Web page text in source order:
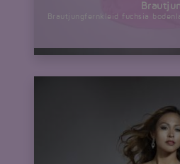
Brautjungfernkleid fuchsia